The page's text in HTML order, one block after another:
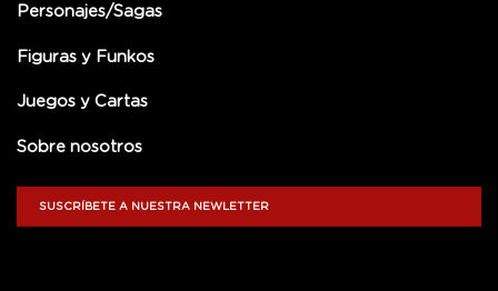
Personajes/Sagas
Figuras y Funkos
Juegos y Cartas
Sobre nosotros
SUSCRÍBETE A NUESTRA NEWLETTER